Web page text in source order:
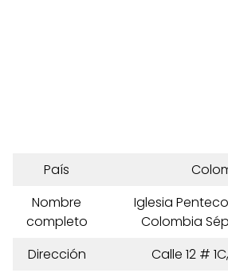
País
Nombre
completo
Iglesia
Colombia
Dirección
Calle 12 #